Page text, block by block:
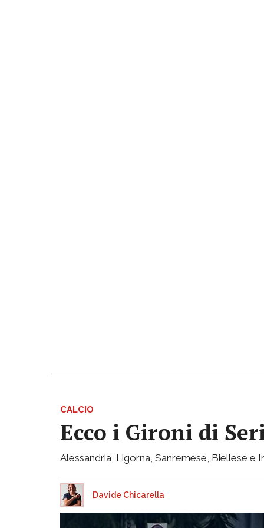
CALCIO
Ecco i Gironi di
Alessandria, Ligorna, Sanremese, Biellese e
Davide Chicarella